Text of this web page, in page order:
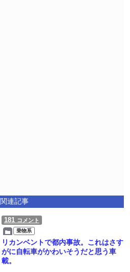
関連記事
181 コメント
乗物系
リカンベントで都内事故。これはさす
がに自転車がかわいそうだと思う車
載。